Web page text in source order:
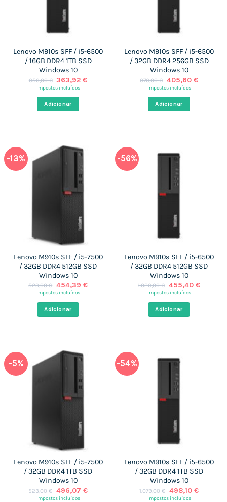
Lenovo M910s SFF / i5-6500
/ 16GB DDR4 1TB SSD
Windows 10
959,00€ O
preço
era:
959,00 €.
363,92€O
impostos incluídos
Adicionar
Lenovo M910s SFF / i5-6500
/ 32GB DDR4 256GB SSD
Windows 10
979,00€ O
preço
era:
979,00 €.
405,60 €O
impostos incluídos
Adicionar
-13%
Lenovo M910s SFF / i5-7500
/ 32GB DDR4 512GB SSD
Windows 10
523,00€ O
preço
era:
523,00 €.
454,39 €O
impostos incluídos
Adicionar
-56%
Lenovo M910s SFF / i5-6500
/ 32GB DDR4 512GB SSD
Windows 10
1.029,00€ O
preço
era:
1.029,00 €.
455,40 €O
impostos incluídos
Adicionar
-5%
Lenovo M910s SFF / i5-7500
/ 32GB DDR4 1TB SSD
Windows 10
523,00€ O
preço
496,07 €O
impostos incluídos
-54%
Lenovo M910s SFF / i5-6500
/ 32GB DDR4 1TB SSD
Windows 10
1.079,00€ O
preço
498,10 €O
impostos incluídos